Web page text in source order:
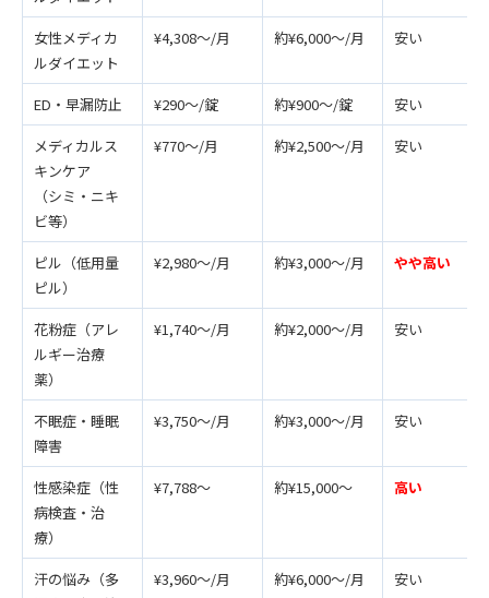
女性メディカ
ルダイエット
¥4,308～/月 約¥6,000～/月 安い
ED・早漏防止 ¥290～/錠 約¥900～/錠
安い
メディカルス
キンケア
（シミ・ニキ
ビ等）
¥770～/月 約¥2,500～/月 安い
ピル（低用量
ピル）
¥2,980～/月 約¥3,000～/月 やや高い
花粉症（アレ
ルギー治療
薬）
¥1,740～/月 約¥2,000～/月 安い
不眠症・睡眠
障害
¥3,750～/月 約¥3,000～/月 安い
性感染症（性
病検査・治
療）
¥7,788～ 約¥15,000～ 高い
汗の悩み（多
¥3,960～/月 約¥6,000～/月 安い